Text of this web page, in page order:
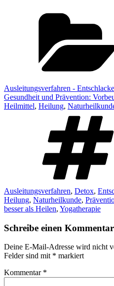
Ausleitungsverfahren -
Gesundheit und Prävention:
Heilmittel, Heilung,
Ausleitungsverfahren, Detox,
Heilung, Naturheilkunde,
besser als Heilen, Yogatherapie
Schreibe einen Kommentar
Deine E-Mail-Adresse wird nicht
Felder sind mit * markiert
Kommentar *